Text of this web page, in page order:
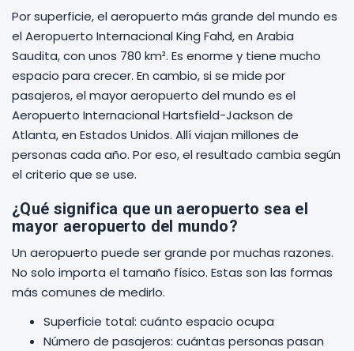
Por superficie, el aeropuerto más grande del mundo es
el Aeropuerto Internacional King Fahd, en Arabia
Saudita, con unos 780 km². Es enorme y tiene mucho
espacio para crecer. En cambio, si se mide por
pasajeros, el mayor aeropuerto del mundo es el
Aeropuerto Internacional Hartsfield-Jackson de
Atlanta, en Estados Unidos. Allí viajan millones de
personas cada año. Por eso, el resultado cambia según
el criterio que se use.
¿Qué significa que un aeropuerto sea el
mayor aeropuerto del mundo?
Un aeropuerto puede ser grande por muchas razones.
No solo importa el tamaño físico. Estas son las formas
más comunes de medirlo.
Superficie total: cuánto espacio ocupa
Número de pasajeros: cuántas personas pasan